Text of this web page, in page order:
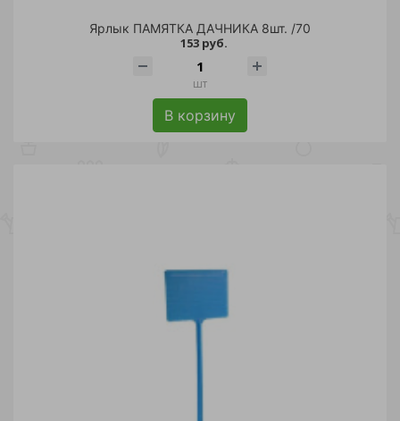
Ярлык ПАМЯТКА ДАЧНИКА 8шт. /70
153 руб.
шт
В корзину